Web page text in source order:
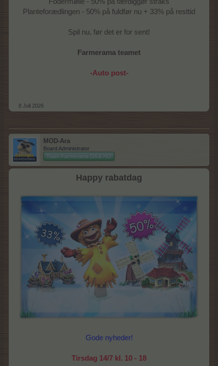
Planteforædlingen - 50% på fuldfør nu + 33% på resttid
Spil nu, før det er for sent!
Farmerama teamet
-Auto post-
8 Juli 2026
MOD-Ara
Board Administrator
Team Farmerama DA & NO
Happy rabatdag
Gode nyheder!
Tirsdag 14/7 kl. 10 - 18